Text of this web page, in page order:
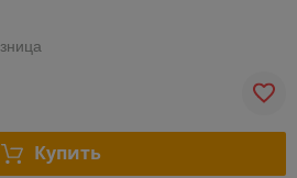
Купить